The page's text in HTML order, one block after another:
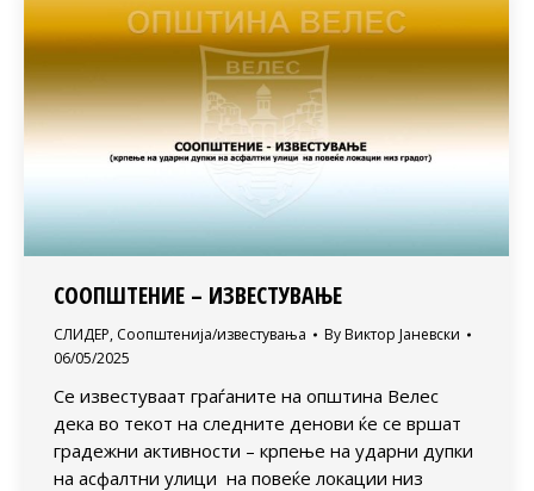
СООПШТЕНИЕ – ИЗВЕСТУВАЊЕ
СЛИДЕР, Соопштенија/известувања By Виктор Јаневски
06/05/2025
Се известуваат граѓаните на општина Велес
дека во текот на следните денови ќе се вршат
градежни активности – крпење на ударни дупки
на асфалтни улици на повеќе локации низ